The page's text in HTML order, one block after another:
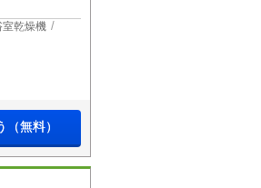
室乾燥機
無料）